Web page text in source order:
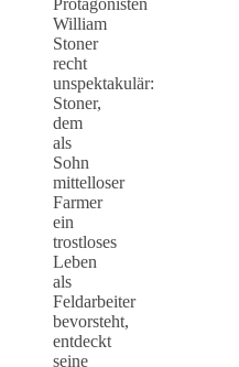
William
Stoner
recht
unspektakulär:
Stoner,
dem
als
Sohn
mittelloser
Farmer
ein
trostloses
Leben
als
Feldarbeiter
bevorsteht,
entdeckt
seine